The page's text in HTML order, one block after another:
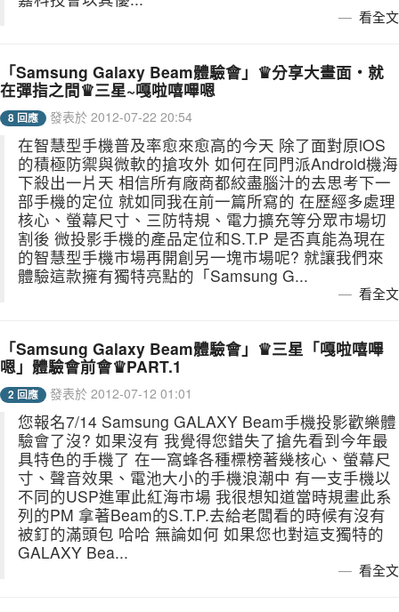
看全文
「Samsung Galaxy Beam體驗會」♛分享大畫面‧就
在彈指之間♛三星~嘎啦嘻嗶嗯
8 回應 發表於 2012-07-22 20:54
在智慧型手機普及率愈來愈高的今天 除了面對原iOS
的積極防禦與微軟的搶攻外 如何在同門派Android機海
下殺出一片天 相信所有廠商都絞盡腦汁的去思考下一
部手機的定位 就如同我在前一篇所寫的 在歷經多處理
核心、螢幕尺寸、三防特規、電力擴充等分眾市場切
割後 微投影手機的產品定位和S.T.P 是否真能為現在
的智慧型手機市場再開創另一塊市場呢? 就讓我們來
體驗這款擁有獨特亮點的「Samsung G...
看全文
「Samsung Galaxy Beam體驗會」♛三星「嘎啦嘻嗶
嗯」體驗會前會♛PART.1
2 回應 發表於 2012-07-12 01:01
您報名7/14 Samsung GALAXY Beam手機投影歡樂體
驗會了沒? 如果沒有 我覺得您錯失了搶先看到今年最
具特色的手機了 在一窩蜂各種標榜著幾核心、螢幕尺
寸、聲音效果、電池大小的手機浪潮中 有一支手機以
不同的USP進軍此紅海市場 我很想知道當時規畫此系
列的PM 拿著Beam的S.T.P.去給老闆看的時候有沒有
被釘的滿頭包 哈哈 無論如何 如果您也對這支獨特的
GALAXY Bea...
看全文